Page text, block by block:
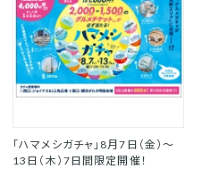
「ハマメシガチャ」8月7日（金）～
13日（木）7日間限定開催！